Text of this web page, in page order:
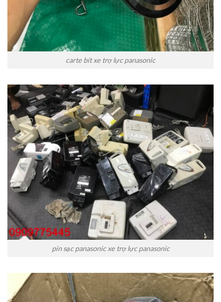
carte bít xe trợ lực panasonic
pin sạc panasonic xe trợ lực panasonic